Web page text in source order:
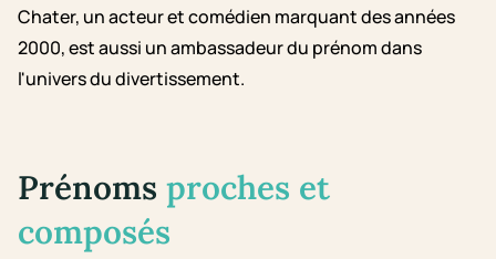
Chater, un acteur et comédien marquant des années
2000, est aussi un ambassadeur du prénom dans
l'univers du divertissement.
Prénoms proches et
composés